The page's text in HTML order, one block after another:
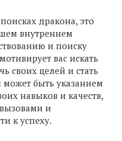
дракона, это
внутреннем
и поиску
вас искать
своих целей и стать
может быть указанием
навыков и качеств,
и
к успеху.